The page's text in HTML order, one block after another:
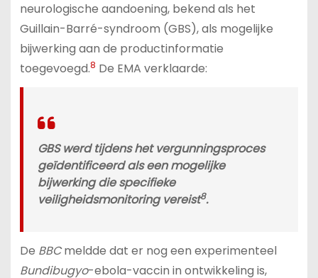
neurologische aandoening, bekend als het
Guillain-Barré-syndroom (GBS), als mogelijke
bijwerking aan de productinformatie
toegevoegd.8 De EMA verklaarde:
GBS werd tijdens het vergunningsproces
geïdentificeerd als een mogelijke
bijwerking die specifieke
veiligheidsmonitoring vereist8.
De BBCmeldde dat er nog een experimenteel
Bundibugyo-ebola-vaccin in ontwikkeling is,